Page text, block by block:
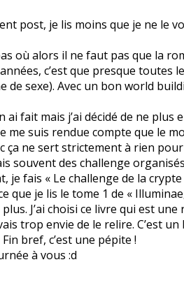
post, je lis moins que je ne le
où alors il ne faut pas que la
c’est que presque
de sexe). Avec un bon world
fait mais j’ai décidé de ne
me suis rendue compte que le
ne sert strictement à rien pour
souvent des challenge
je fais « Le challenge de la
que je lis le tome 1 de «
J’ai choisi ce livre qui est
trop envie de le relire. C’est
bref, c’est une pépite !
à vous :d